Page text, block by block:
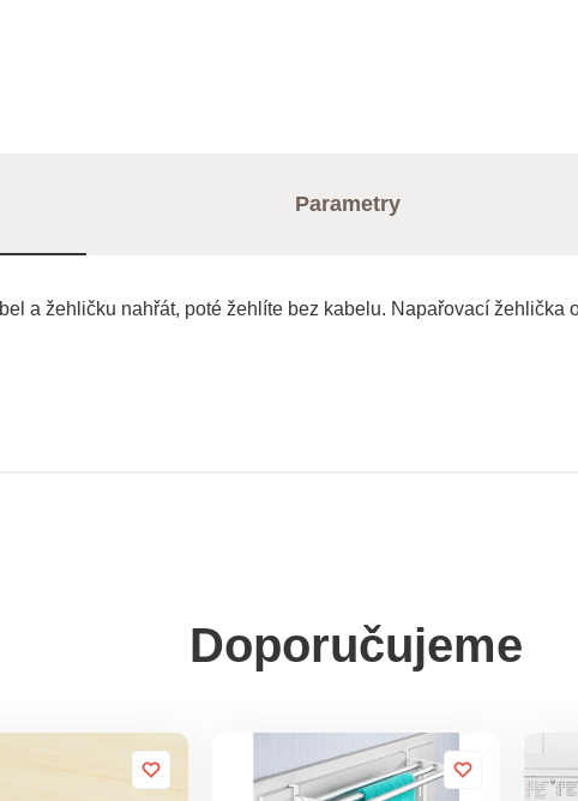
Parametry
a žehličku nahřát, poté žehlíte bez kabelu. Napařovací žehlička
Doporučujeme